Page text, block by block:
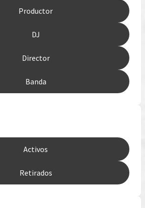
Productor
DJ
Director
Banda
Activos
Retirados